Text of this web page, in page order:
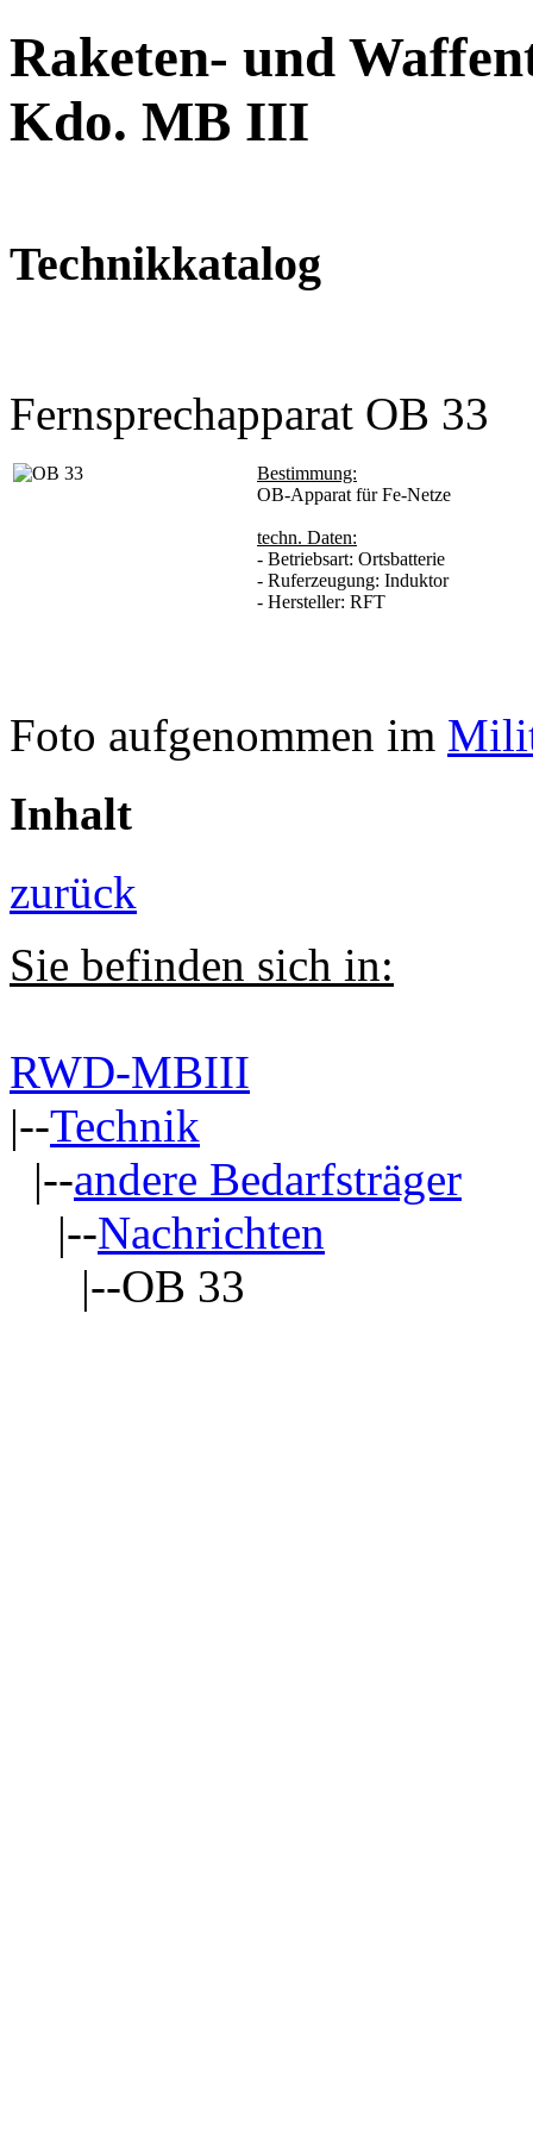
Raketen- und
Kdo. MB III
Technikkatalog
Fernsprechapparat OB 33
Bestimmung:
OB-Apparat für Fe-Netze
techn. Daten:
- Betriebsart: Ortsbatterie
- Ruferzeugung: Induktor
- Hersteller: RFT
Foto aufgenommen im
Inhalt
zurück
Sie befinden sich in:
RWD-MBIII
|--Technik
|--andere Bedarfsträger
|--Nachrichten
|--OB 33